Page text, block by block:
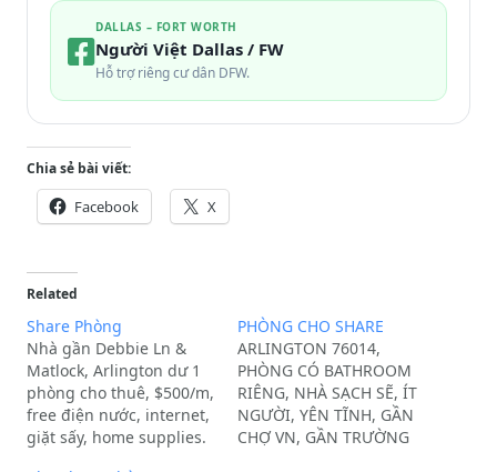
DALLAS – FORT WORTH
Người Việt Dallas / FW
Hỗ trợ riêng cư dân DFW.
Chia sẻ bài viết:
Facebook X
Related
Share Phòng
Nhà gần Debbie Ln &
Matlock, Arlington dư 1
phòng cho thuê, $500/m,
free điện nước, internet,
giặt sấy, home supplies.
PHÒNG CHO SHARE
ARLINGTON 76014,
PHÒNG CÓ BATHROOM
RIÊNG, NHÀ SẠCH SẼ, ÍT
NGƯỜI, YÊN TĨNH, GẦN
CHỢ VN, GẦN TRƯỜNG